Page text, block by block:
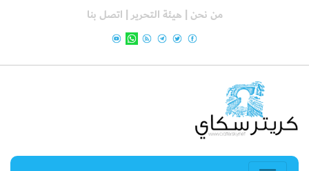
من نحن | هيئة التحرير | اتصل بنا